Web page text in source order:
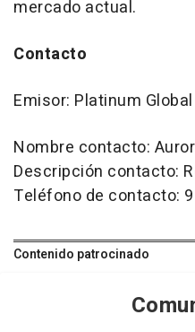
mercado actual.
Contacto
Emisor: Platinum
Nombre contacto:
Descripción contacto:
Teléfono de contacto:
Contenido patrocinado